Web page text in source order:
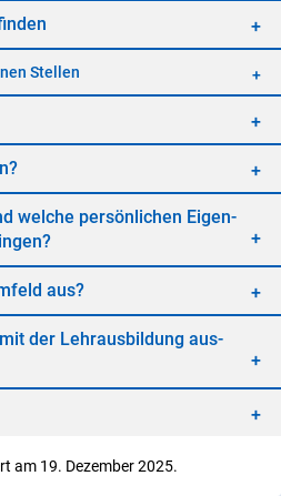
Stel­len
wel­che per­sön­li­chen Ei­gen­
aus?
der Lehr­aus­bil­dung aus­
am 19. Dezember 2025.